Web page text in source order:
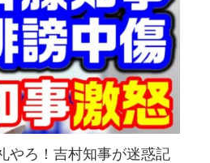
やろ！吉村知事が迷惑記